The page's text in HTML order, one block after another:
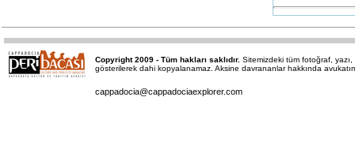
Copyright 2009 - Tüm hakları saklıdır. Sitemizdeki tüm fotoğraf,
gösterilerek dahi kopyalanamaz. Aksine davrananlar hakkında
cappadocia@cappadociaexplorer.com